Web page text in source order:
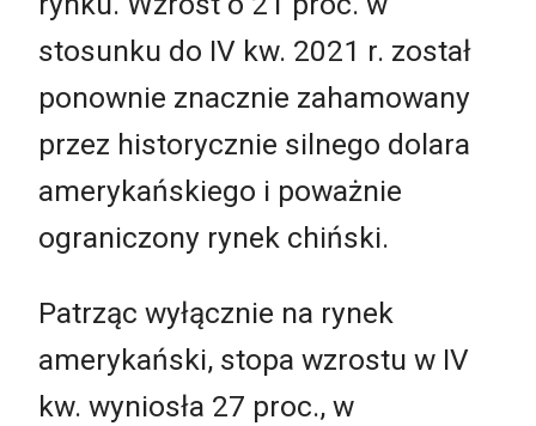
stosunku do IV kw. 2021 r. został
ponownie znacznie zahamowany
przez historycznie silnego dolara
amerykańskiego i poważnie
ograniczony rynek chiński.
Patrząc wyłącznie na rynek
amerykański, stopa wzrostu w IV
kw. wyniosła 27 proc., w